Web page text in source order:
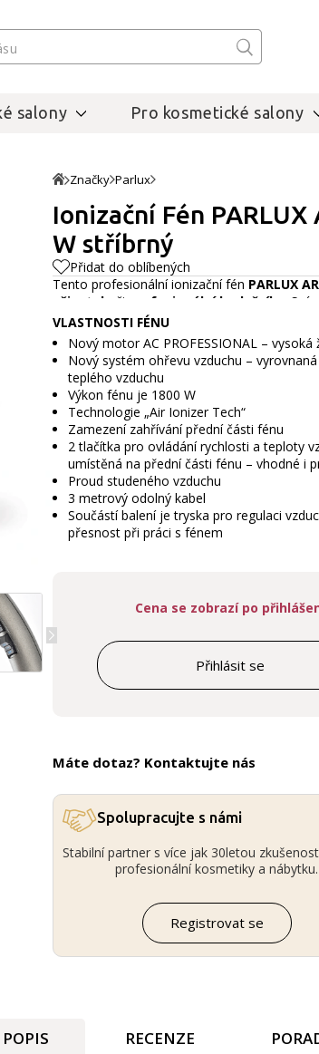
salony Pro kosmetické salony
Značky Parlux
Ionizační Fén
W stříbrný
Přidat do oblíbených
Tento profesionální ionizační fén PARLUX
uživatele
či profesionální kadeřníky
.
Barber shopů. Je vysoce
zákazníků.
Celý popis
VLASTNOSTI FÉNU
Nový motor AC PROFESSIONAL –
Nový systém ohřevu vzduchu –
teplého vzduchu
Výkon fénu je 1800 W
Technologie „Air Ionizer Tech“
Zamezení zahřívání přední části fénu
2 tlačítka pro ovládání rychlosti a teploty
umístěná na přední části fénu – vhodné i
Proud studeného vzduchu
3 metrový odolný kabel
Součástí balení je tryska pro regulaci
přesnost při práci s fénem
Cena se zobrazí po
Přihlásit se
Máte dotaz? Kontaktujte nás
Spolupracujte s námi
Stabilní partner s více jak 30letou
profesionální kosmetiky a nábytku.
Registrovat se
POPIS RECENZE